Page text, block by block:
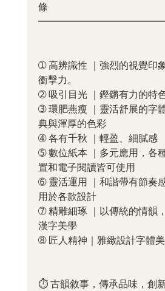
條
➀ 高辨識性 ｜強烈的視覺印
衝擊力。
➁ 吸引目光 ｜鏗鏘有力的特
➂ 環肥燕瘦 ｜靈活舒展的字
典與渾厚的色彩
➃ 各有千秋 ｜輕盈、細膩感
➄ 數位紙本 ｜多元應用，各
置和電子閱讀皆可使用
➅ 靈活運用 ｜和諧帶有節奏
用於各款設計
➆ 精雕細琢 ｜以傳統的情韻
漢字美學
➇ 匠人精神｜雅緻設計字體
⏱ 古韻敘事，傳承品味，創